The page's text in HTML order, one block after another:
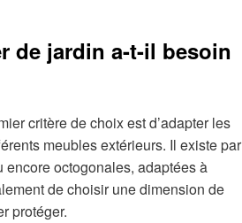
de jardin a-t-il besoin
critère de choix est d’adapter les
meubles extérieurs. Il existe par
octogonales, adaptées à
de choisir une dimension de
protéger.